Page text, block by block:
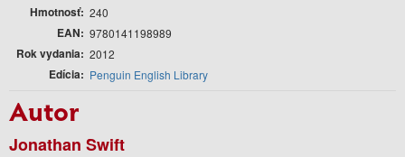
Hmotnosť 240
EAN 9780141198989
Rok vydania 2012
Edícia Penguin English Library
Autor
Jonathan Swift